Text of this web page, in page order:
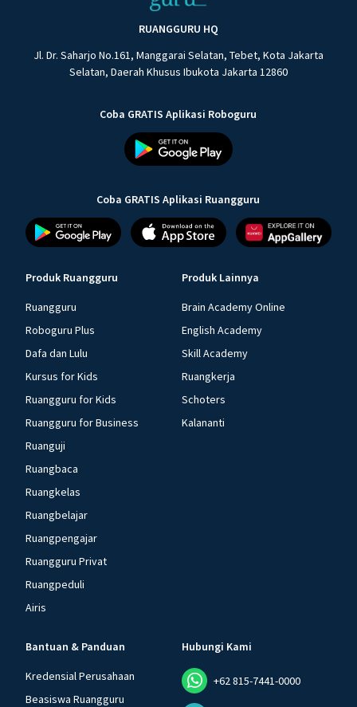
RUANGGURU HQ
Jl. Dr. Saharjo No.161, Manggarai Selatan, Tebet, Kota Jakarta
Selatan, Daerah Khusus Ibukota Jakarta 12860
Coba GRATIS Aplikasi Roboguru
Coba GRATIS Aplikasi Ruangguru
Produk Ruangguru
Ruangguru
Roboguru Plus
Dafa dan Lulu
Kursus for Kids
Ruangguru for Kids
Ruangguru for Business
Ruanguji
Ruangbaca
Ruangkelas
Ruangbelajar
Ruangpengajar
Ruangguru Privat
Ruangpeduli
Airis
Produk Lainnya
Brain Academy Online
English Academy
Skill Academy
Ruangkerja
Schoters
Kalananti
Bantuan & Panduan
Kredensial Perusahaan
Beasiswa Ruangguru
Hubungi Kami
+62 815-7441-0000